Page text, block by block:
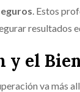
. Estos
resultados
y el
va más